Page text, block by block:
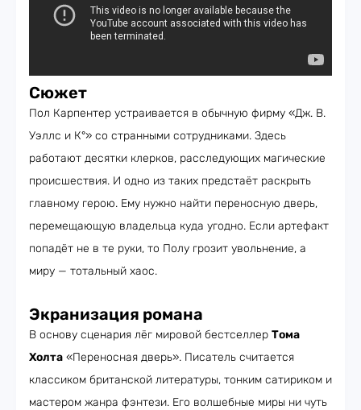
Сюжет
Пол Карпентер устраивается в обычную фирму «Дж. В.
Уэллс и К°» со странными сотрудниками. Здесь
работают десятки клерков, расследующих магические
происшествия. И одно из таких предстаёт раскрыть
главному герою. Ему нужно найти переносную дверь,
перемещающую владельца куда угодно. Если артефакт
попадёт не в те руки, то Полу грозит увольнение, а
миру — тотальный хаос.
Экранизация романа
В основу сценария лёг мировой бестселлер Тома
Холта «Переносная дверь». Писатель считается
классиком британской литературы, тонким сатириком и
мастером жанра фэнтези. Его волшебные миры ни чуть